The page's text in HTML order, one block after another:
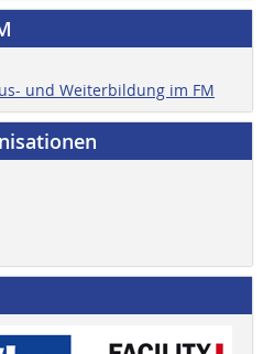
und Weiterbildung im FM